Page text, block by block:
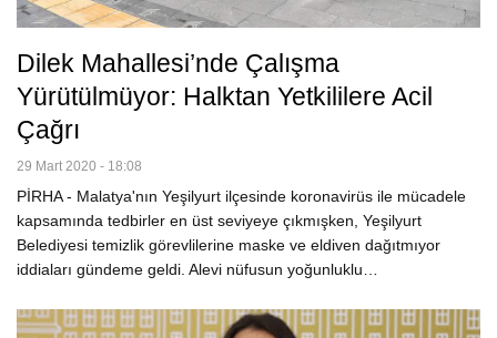
Dilek Mahallesi’nde Çalışma
Yürütülmüyor: Halktan Yetkililere Acil
Çağrı
29 Mart 2020 - 18:08
PİRHA - Malatya'nın Yeşilyurt ilçesinde koronavirüs ile mücadele
kapsamında tedbirler en üst seviyeye çıkmışken, Yeşilyurt
Belediyesi temizlik görevlilerine maske ve eldiven dağıtmıyor
iddiaları gündeme geldi. Alevi nüfusun yoğunluklu…